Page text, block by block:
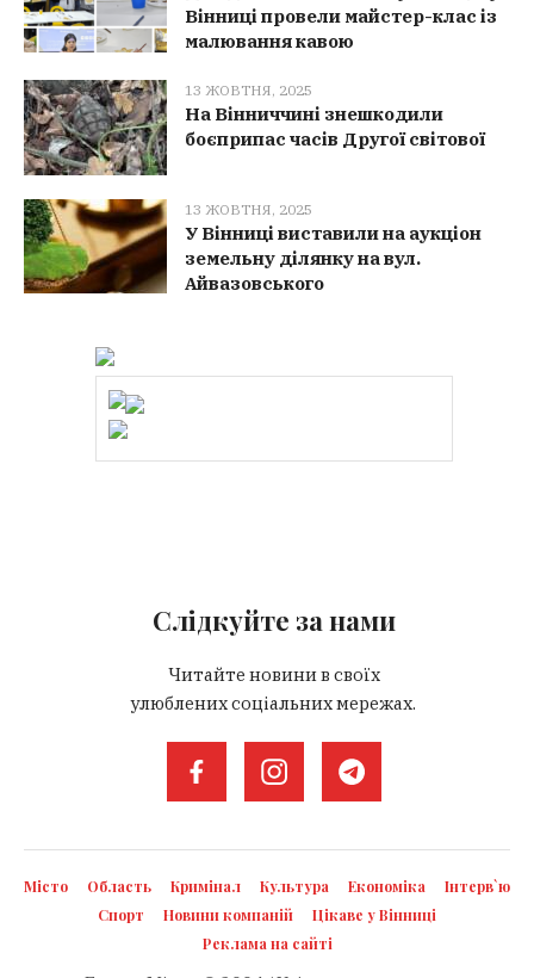
Вінниці провели майстер-клас із
малювання кавою
13 ЖОВТНЯ, 2025
На Вінниччині знешкодили
боєприпас часів Другої світової
13 ЖОВТНЯ, 2025
У Вінниці виставили на аукціон
земельну ділянку на вул.
Айвазовського
Слідкуйте за нами
Читайте новини в своїх
улюблених соціальних мережах.
Місто Область Кримінал Культура Економіка
Інтерв`ю
Спорт
Новини компаній
Цікаве у Вінниці
Реклама на сайті